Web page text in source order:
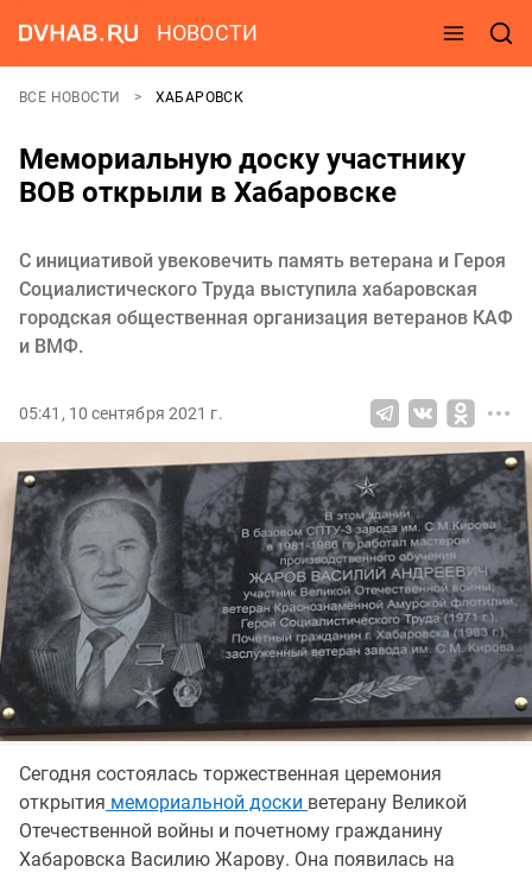
НОВОСТИ
ВСЕ НОВОСТИ ХАБАРОВСК
Мемориальную доску участнику
ВОВ открыли в Хабаровске
С инициативой увековечить память ветерана и Героя
Социалистического Труда выступила хабаровская
городская общественная организация ветеранов КАФ
и ВМФ.
05:41, 10 сентября 2021 г.
Сегодня состоялась торжественная церемония
открытия мемориальной доски ветерану Великой
Отечественной войны и почетному гражданину
Хабаровска Василию Жарову. Она появилась на